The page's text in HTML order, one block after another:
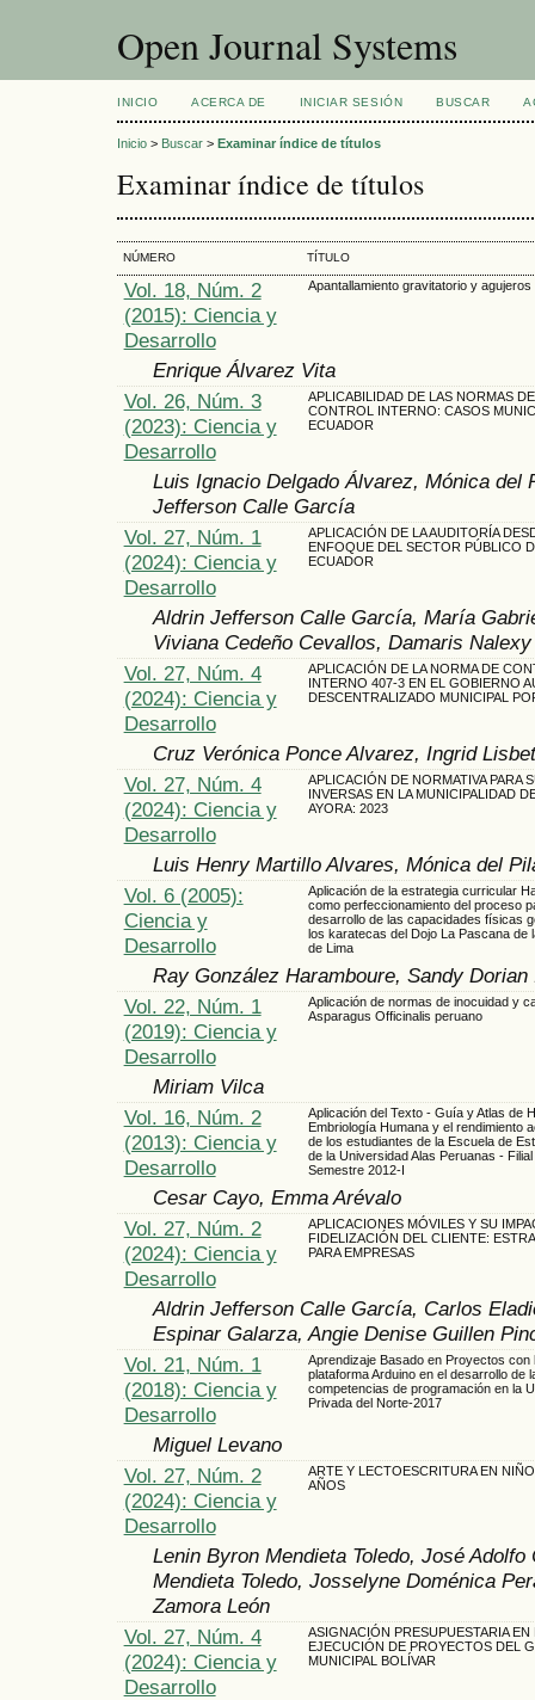
Open Journal Systems
INICIO ACERCA DE INICIAR SESIÓN BUSCAR
Inicio > Buscar > Examinar índice de títulos
Examinar índice de títulos
NÚMERO TÍTULO
Vol. 18, Núm. 2
(2015): Ciencia y
Desarrollo
Apantallamiento gravitatorio y agujeros
Enrique Álvarez Vita
Vol. 26, Núm. 3
(2023): Ciencia y
Desarrollo
APLICABILIDAD DE LAS NORMAS DE
CONTROL INTERNO: CASOS
ECUADOR
Luis Ignacio Delgado Álvarez, Mónica del
Jefferson Calle García
Vol. 27, Núm. 1
(2024): Ciencia y
Desarrollo
APLICACIÓN DE LA AUDITORÍA
ENFOQUE DEL SECTOR PÚBLICO
ECUADOR
Aldrin Jefferson Calle García, María
Viviana Cedeño Cevallos, Damaris
Vol. 27, Núm. 4
(2024): Ciencia y
Desarrollo
APLICACIÓN DE LA NORMA DE
INTERNO 407-3 EN EL GOBIERNO
DESCENTRALIZADO MUNICIPAL
Cruz Verónica Ponce Alvarez, Ingrid
Vol. 27, Núm. 4
(2024): Ciencia y
Desarrollo
APLICACIÓN DE NORMATIVA PARA
INVERSAS EN LA MUNICIPALIDAD
AYORA: 2023
Luis Henry Martillo Alvares, Mónica del
Vol. 6 (2005):
Ciencia y
Desarrollo
Aplicación de la estrategia curricular
como perfeccionamiento del proceso
desarrollo de las capacidades físicas
los karatecas del Dojo La Pascana de
de Lima
Ray González Haramboure, Sandy
Vol. 22, Núm. 1
(2019): Ciencia y
Desarrollo
Aplicación de normas de inocuidad y
Asparagus Officinalis peruano
Miriam Vilca
Vol. 16, Núm. 2
(2013): Ciencia y
Desarrollo
Aplicación del Texto - Guía y Atlas de
Embriología Humana y el rendimiento
de los estudiantes de la Escuela de
de la Universidad Alas Peruanas -
Semestre 2012-I
Cesar Cayo, Emma Arévalo
Vol. 27, Núm. 2
(2024): Ciencia y
Desarrollo
APLICACIONES MÓVILES Y SU
FIDELIZACIÓN DEL CLIENTE:
PARA EMPRESAS
Aldrin Jefferson Calle García, Carlos
Espinar Galarza, Angie Denise Guillen
Vol. 21, Núm. 1
(2018): Ciencia y
Desarrollo
Aprendizaje Basado en Proyectos con
plataforma Arduino en el desarrollo de
competencias de programación en la
Privada del Norte-2017
Miguel Levano
Vol. 27, Núm. 2
(2024): Ciencia y
Desarrollo
ARTE Y LECTOESCRITURA EN
AÑOS
Lenin Byron Mendieta Toledo, José
Mendieta Toledo, Josselyne Doménica
Zamora León
Vol. 27, Núm. 4
(2024): Ciencia y
Desarrollo
ASIGNACIÓN PRESUPUESTARIA EN
EJECUCIÓN DE PROYECTOS DEL
MUNICIPAL BOLÍVAR